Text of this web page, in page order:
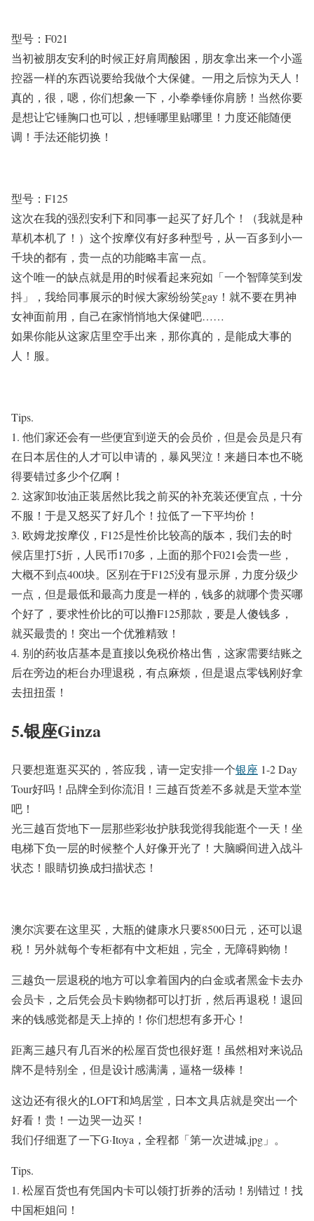
型号： F021
当初被朋友安利的时候正好肩周酸困，朋友拿出来一个小遥
控器一样的东西说要给我做个大保健。一用之后惊为天人！
真的，很，嗯，你们想象一下，小拳拳锤你肩膀！当然你要
是想让它锤胸口也可以，想锤哪里贴哪里！力度还能随便
调！手法还能切换！
型号： F125
这次在我的强烈安利下和同事一起买了好几个！（我就是种
草机本机了！）这个按摩仪有好多种型号，从一百多到小一
千块的都有，贵一点的功能略丰富一点。
这个唯一的缺点就是用的时候看起来宛如「一个智障笑到发
抖」，我给同事展示的时候大家纷纷笑gay ！就不要在男神
女神面前用，自己在家悄悄地大保健吧……
如果你能从这家店里空手出来，那你真的，是能成大事的
人！服。
Tips.
1. 他们家还会有一些便宜到逆天的会员价，但是会员是只有
在日本居住的人才可以申请的，暴风哭泣！来趟日本也不晓
得要错过多少个亿啊！
2. 这家卸妆油正装居然比我之前买的补充装还便宜点，十分
不服！于是又怒买了好几个！拉低了一下平均价！
3. 欧姆龙按摩仪， F125是性价比较高的版本，我们去的时
候店里打5折，人民币170多，上面的那个F021会贵一些，
大概不到点400块。区别在于F125没有显示屏，力度分级少
一点，但是最低和最高力度是一样的，钱多的就哪个贵买哪
个好了，要求性价比的可以撸F125那款，要是人傻钱多，
就买最贵的！突出一个优雅精致！
4. 别的药妆店基本是直接以免税价格出售，这家需要结账之
后在旁边的柜台办理退税，有点麻烦，但是退点零钱刚好拿
去扭扭蛋！
5.银座Ginza
只要想逛逛买买的，答应我，请一定安排一个银座 1-2 Day
Tour好吗！品牌全到你流泪！三越百货差不多就是天堂本堂
吧！
光三越百货地下一层那些彩妆护肤我觉得我能逛个一天！坐
电梯下负一层的时候整个人好像开光了！大脑瞬间进入战斗
状态！眼睛切换成扫描状态！
澳尔滨要在这里买，大瓶的健康水只要8500日元，还可以退
税！另外就每个专柜都有中文柜姐，完全，无障碍购物！
三越负一层退税的地方可以拿着国内的白金或者黑金卡去办
会员卡，之后凭会员卡购物都可以打折，然后再退税！退回
来的钱感觉都是天上掉的！你们想想有多开心！
距离三越只有几百米的松屋百货也很好逛！虽然相对来说品
牌不是特别全，但是设计感满满，逼格一级棒！
这边还有很火的LOFT和鸠居堂，日本文具店就是突出一个
好看！贵！一边哭一边买！
我们仔细逛了一下G·Itoya ，全程都「第一次进城.jpg 」。
Tips.
1. 松屋百货也有凭国内卡可以领打折券的活动！别错过！找
中国柜姐问！